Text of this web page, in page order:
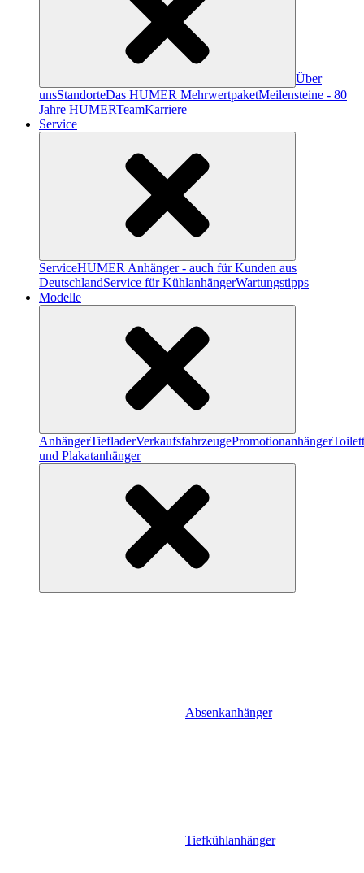
Über
unsStandorteDas HUMER MehrwertpaketMeilensteine - 80
Jahre HUMERTeamKarriere
Service
ServiceHUMER Anhänger - auch für Kunden aus
DeutschlandService für KühlanhängerWartungstipps
Modelle
AnhängerTiefladerVerkaufsfahrzeugePromotionanhänger
und Plakatanhänger
Absenkanhänger
Tiefkühlanhänger